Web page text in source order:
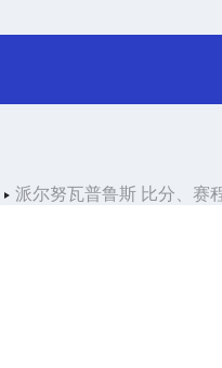
派尔努瓦普鲁斯 比分、赛